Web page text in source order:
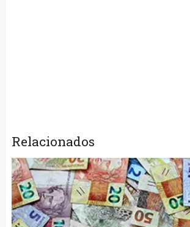
Relacionados